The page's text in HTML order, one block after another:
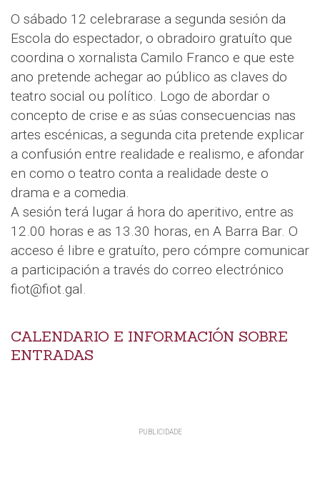
O sábado 12 celebrarase a segunda sesión da
Escola do espectador, o obradoiro gratuíto que
coordina o xornalista Camilo Franco e que este
ano pretende achegar ao público as claves do
teatro social ou político. Logo de abordar o
concepto de crise e as súas consecuencias nas
artes escénicas, a segunda cita pretende explicar
a confusión entre realidade e realismo, e afondar
en como o teatro conta a realidade deste o
drama e a comedia.
A sesión terá lugar á hora do aperitivo, entre as
12.00 horas e as 13.30 horas, en A Barra Bar. O
acceso é libre e gratuíto, pero cómpre comunicar
a participación a través do correo electrónico
fiot@fiot.gal.
CALENDARIO E INFORMACIÓN SOBRE
ENTRADAS